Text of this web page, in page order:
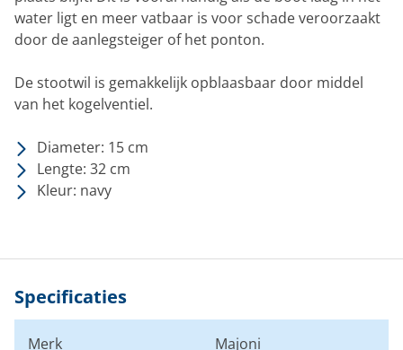
water ligt en meer vatbaar is voor schade veroorzaakt
door de aanlegsteiger of het ponton.
De stootwil is gemakkelijk opblaasbaar door middel
van het kogelventiel.
Diameter: 15 cm
Lengte: 32 cm
Kleur: navy
Specificaties
Merk Majoni